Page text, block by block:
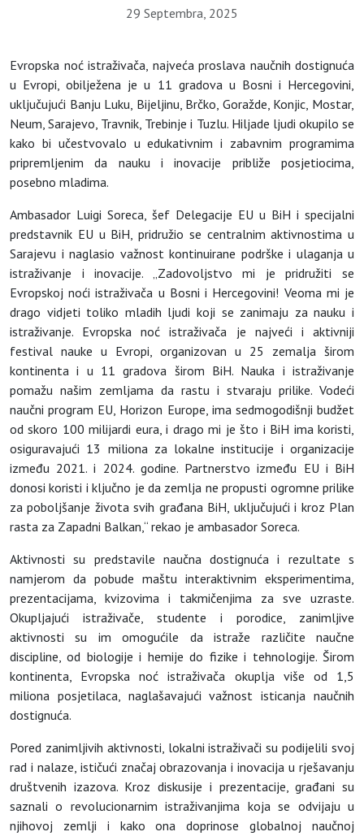
29 Septembra, 2025
Evropska noć istraživača, najveća proslava naučnih dostignuća
u Evropi, obilježena je u 11 gradova u Bosni i Hercegovini,
uključujući Banju Luku, Bijeljinu, Brčko, Goražde, Konjic, Mostar,
Neum, Sarajevo, Travnik, Trebinje i Tuzlu. Hiljade ljudi okupilo se
kako bi učestvovalo u edukativnim i zabavnim programima
pripremljenim da nauku i inovacije približe posjetiocima,
posebno mladima.
Ambasador Luigi Soreca, šef Delegacije EU u BiH i specijalni
predstavnik EU u BiH, pridružio se centralnim aktivnostima u
Sarajevu i naglasio važnost kontinuirane podrške i ulaganja u
istraživanje i inovacije. „Zadovoljstvo mi je pridružiti se
Evropskoj noći istraživača u Bosni i Hercegovini! Veoma mi je
drago vidjeti toliko mladih ljudi koji se zanimaju za nauku i
istraživanje. Evropska noć istraživača je najveći i aktivniji
festival nauke u Evropi, organizovan u 25 zemalja širom
kontinenta i u 11 gradova širom BiH. Nauka i istraživanje
pomažu našim zemljama da rastu i stvaraju prilike. Vodeći
naučni program EU, Horizon Europe, ima sedmogodišnji budžet
od skoro 100 milijardi eura, i drago mi je što i BiH ima koristi,
osiguravajući 13 miliona za lokalne institucije i organizacije
između 2021. i 2024. godine. Partnerstvo između EU i BiH
donosi koristi i ključno je da zemlja ne propusti ogromne prilike
za poboljšanje života svih građana BiH, uključujući i kroz Plan
rasta za Zapadni Balkan,“ rekao je ambasador Soreca.
Aktivnosti su predstavile naučna dostignuća i rezultate s
namjerom da pobude maštu interaktivnim eksperimentima,
prezentacijama, kvizovima i takmičenjima za sve uzraste.
Okupljajući istraživače, studente i porodice, zanimljive
aktivnosti su im omogućile da istraže različite naučne
discipline, od biologije i hemije do fizike i tehnologije. Širom
kontinenta, Evropska noć istraživača okuplja više od 1,5
miliona posjetilaca, naglašavajući važnost isticanja naučnih
dostignuća.
Pored zanimljivih aktivnosti, lokalni istraživači su podijelili svoj
rad i nalaze, ističući značaj obrazovanja i inovacija u rješavanju
društvenih izazova. Kroz diskusije i prezentacije, građani su
saznali o revolucionarnim istraživanjima koja se odvijaju u
njihovoj zemlji i kako ona doprinose globalnoj naučnoj